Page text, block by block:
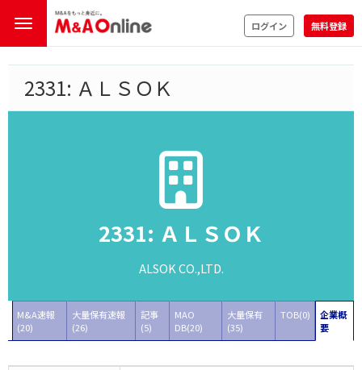
ログイン 無料登録
2331: ＡＬＳＯＫ
2331: ＡＬＳＯＫ
ALSOK CO.,LTD.
M&A速報
(20)
大量保有速報
(26)
記事
(5)
MAO
DB(20)
大量保有
(35)
TOB(0)
企業概
要